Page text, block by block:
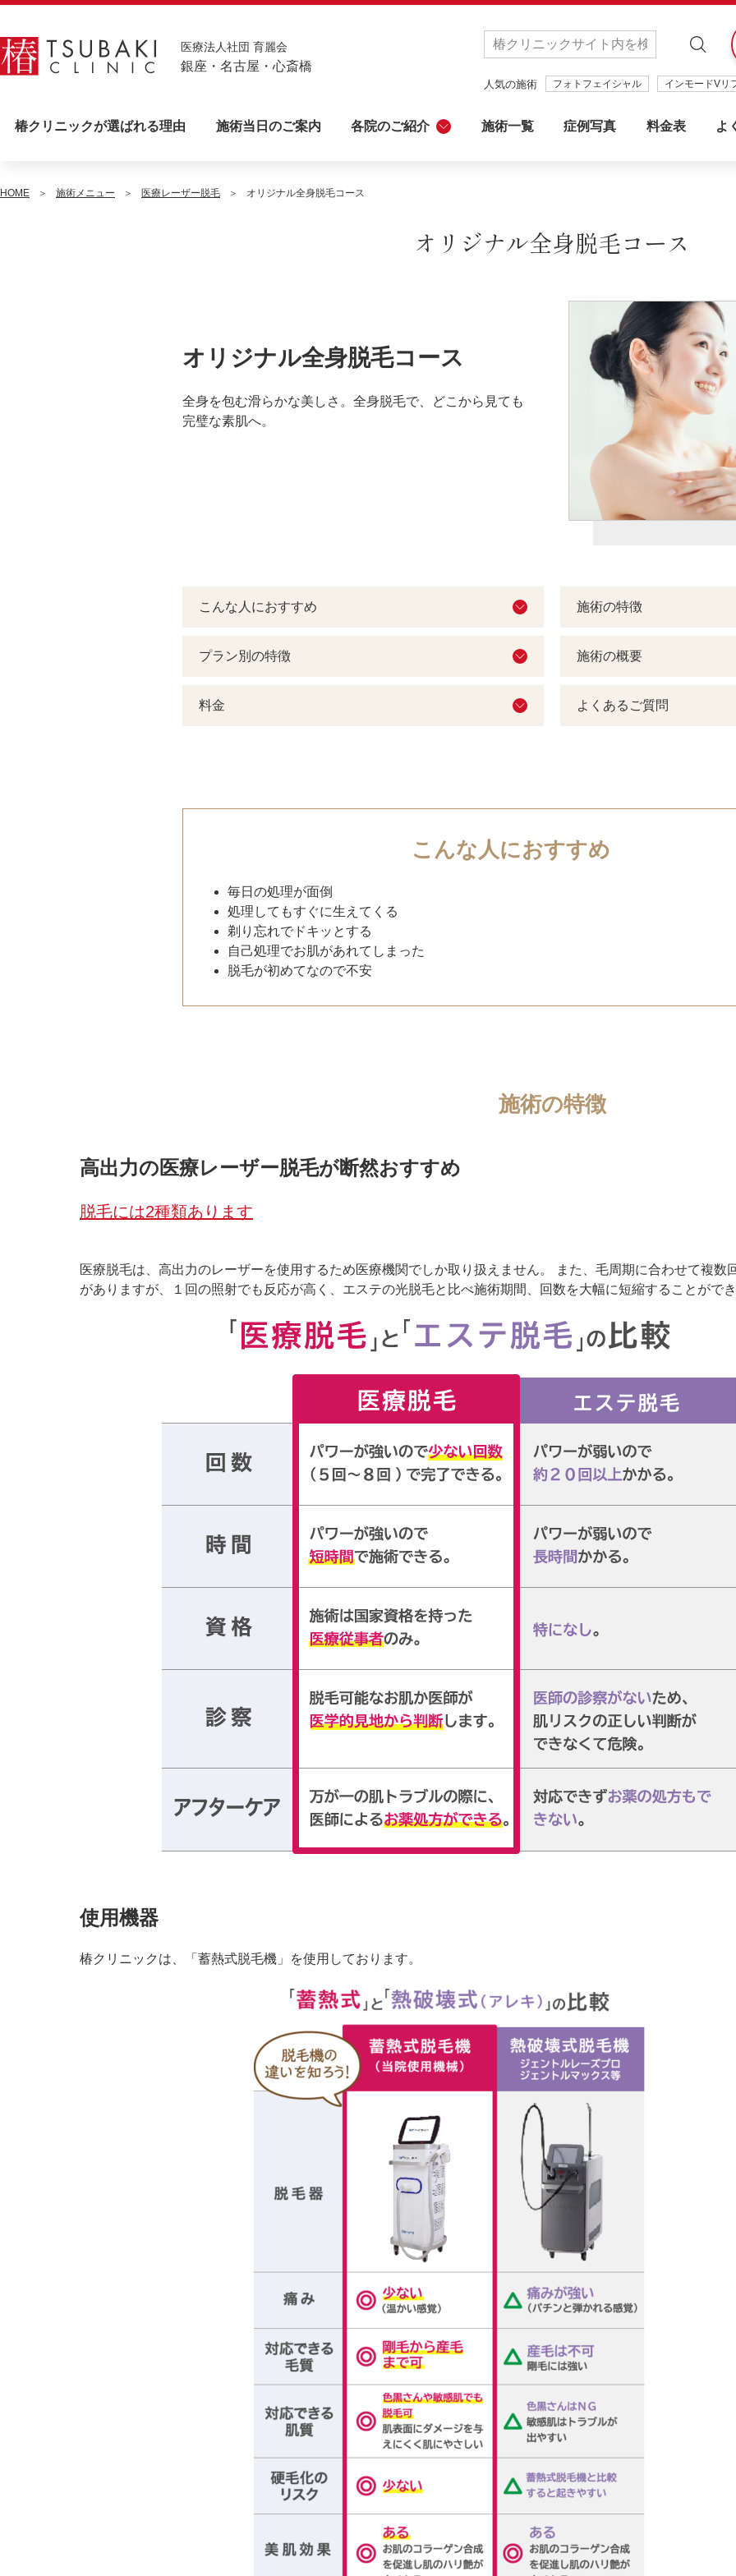
医療法人社団 育麗会
銀座・名古屋・心斎橋
人気の施術 フォトフェイシャル インモードVリ
椿クリニックが選ばれる理由 施術当日のご案内 各院のご紹介
栄駅から徒歩3分
施術一覧 症例写真 料金表 よ
HOME 施術メニュー 医療レーザー脱毛 オリジナル全身脱毛コース
オリジナル全身脱毛コース
オリジナル全身脱毛コース
全身を包む滑らかな美しさ。全身脱毛で、どこから見ても
完璧な素肌へ。
こんな人におすすめ 施術の特徴
プラン別の特徴 施術の概要
料金 よくあるご質問
こんな人におすすめ
毎日の処理が面倒
処理してもすぐに生えてくる
剃り忘れでドキッとする
自己処理でお肌があれてしまった
脱毛が初めてなので不安
施術の特徴
高出力の医療レーザー脱毛が断然おすすめ
脱毛には2種類あります
医療脱毛は、高出力のレーザーを使用するため医療機関でしか取り扱えません。 また、毛周期に合わせて複数
がありますが、１回の照射でも反応が高く、エステの光脱毛と比べ施術期間、回数を大幅に短縮することができ
使用機器
椿クリニックは、「蓄熱式脱毛機」を使用しております。